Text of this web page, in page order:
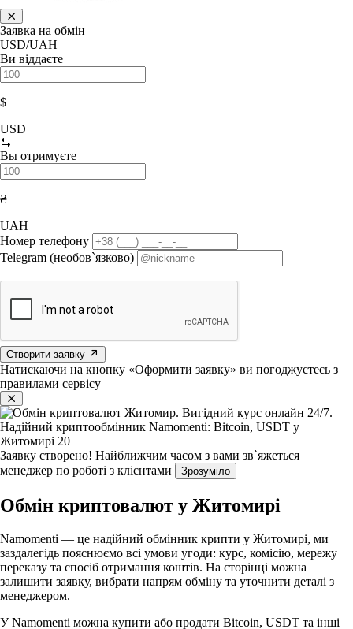
Заявка на обмін
USD/UAH
Ви віддаєте
$
USD
Вы отримуєте
₴
UAH
Номер телефону
Telegram (необов`язково)
Створити заявку
Натискаючи на кнопку «Оформити заявку» ви погоджуєтесь з
правилами сервісу
Заявку створено! Найближчим часом з вами зв`яжеться
менеджер по роботі з клієнтами
Зрозуміло
Обмін криптовалют у Житомирі
Namomenti — це надійний обмінник крипти у Житомирі, ми
заздалегідь пояснюємо всі умови угоди: курс, комісію, мережу
переказу та спосіб отримання коштів. На сторінці можна
залишити заявку, вибрати напрям обміну та уточнити деталі з
менеджером.
У Namomenti можна купити або продати Bitcoin, USDT та інші